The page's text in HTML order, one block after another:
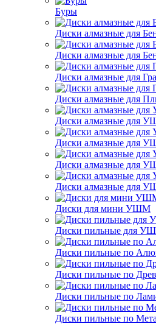
Буры
Диски алмазные для
Диски алмазные для
Диски алмазные для
Диски алмазные для
Диски алмазные для
Диски алмазные для
Диски алмазные для
Диски алмазные для
Диски для мини УШМ
Диски пильные для
Диски пильные по
Диски пильные по
Диски пильные по
Диски пильные по